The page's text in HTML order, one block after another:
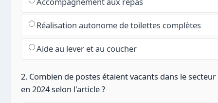
Réalisation autonome de toilettes complètes
Aide au lever et au coucher
2. Combien de postes étaient vacants dans le
en 2024 selon l'article ?